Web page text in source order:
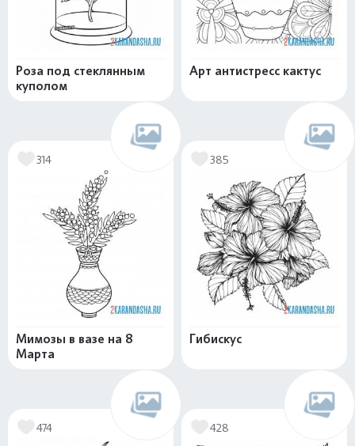
Роза под стеклянным
куполом
Арт антистресс кактус
314
Мимозы в вазе на 8
Марта
385
Гибискус
474 428